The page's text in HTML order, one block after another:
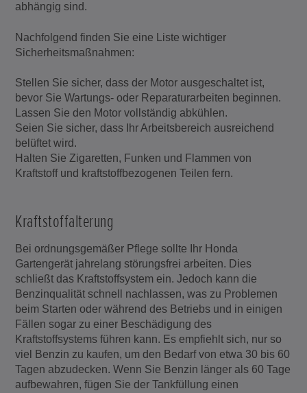
abhängig sind.
Nachfolgend finden Sie eine Liste wichtiger
Sicherheitsmaßnahmen:
Stellen Sie sicher, dass der Motor ausgeschaltet ist,
bevor Sie Wartungs- oder Reparaturarbeiten beginnen.
Lassen Sie den Motor vollständig abkühlen.
Seien Sie sicher, dass Ihr Arbeitsbereich ausreichend
belüftet wird.
Halten Sie Zigaretten, Funken und Flammen von
Kraftstoff und kraftstoffbezogenen Teilen fern.
Kraftstoffalterung
Bei ordnungsgemäßer Pflege sollte Ihr Honda
Gartengerät jahrelang störungsfrei arbeiten. Dies
schließt das Kraftstoffsystem ein. Jedoch kann die
Benzinqualität schnell nachlassen, was zu Problemen
beim Starten oder während des Betriebs und in einigen
Fällen sogar zu einer Beschädigung des
Kraftstoffsystems führen kann. Es empfiehlt sich, nur so
viel Benzin zu kaufen, um den Bedarf von etwa 30 bis 60
Tagen abzudecken. Wenn Sie Benzin länger als 60 Tage
aufbewahren, fügen Sie der Tankfüllung einen